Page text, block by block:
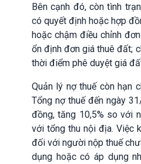
Bên cạnh đó, còn tình
có quyết định hoặc hợp
hoặc chậm điều chỉnh
ổn định đơn giá thuê đất;
thời điểm phê duyệt giá
Quản lý nợ thuế còn hạn
Tổng nợ thuế đến ngày
đồng, tăng 10,5% so với
với tổng thu nội địa. Việc
đối với người nộp thuế
dụng hoặc có áp dụng